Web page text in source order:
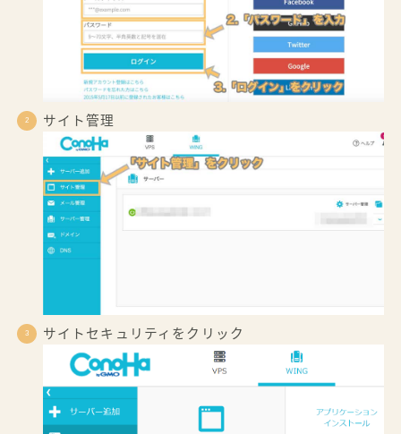
サイト管理
サイトセキュリティをクリック